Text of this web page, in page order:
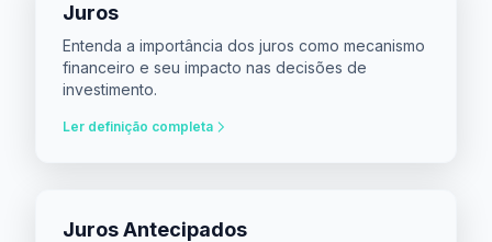
Juros
Entenda a importância dos juros como mecanismo
financeiro e seu impacto nas decisões de
investimento.
Ler definição completa
Juros Antecipados